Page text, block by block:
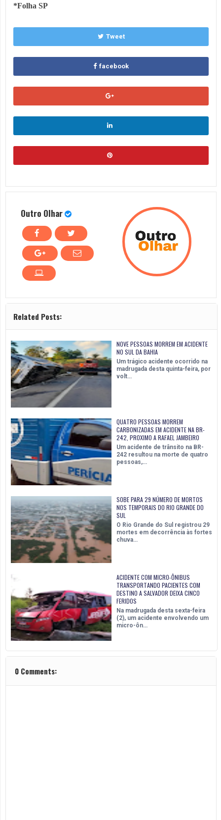
*Folha SP
Tweet
facebook
Outro Olhar
Related Posts:
NOVE PESSOAS MORREM EM ACIDENTE
NO SUL DA BAHIA
Um trágico acidente ocorrido na
madrugada desta quinta-feira, por
volt…
QUATRO PESSOAS MORREM
CARBONIZADAS EM ACIDENTE NA BR-
242, PROXIMO A RAFAEL JAMBEIRO
Um acidente de trânsito na BR-
242 resultou na morte de quatro
pessoas,…
SOBE PARA 29 NÚMERO DE MORTOS
NOS TEMPORAIS DO RIO GRANDE DO
SUL
O Rio Grande do Sul registrou 29
mortes em decorrência às fortes
chuva…
ACIDENTE COM MICRO-ÔNIBUS
TRANSPORTANDO PACIENTES COM
DESTINO A SALVADOR DEIXA CINCO
FERIDOS
Na madrugada desta sexta-feira
(2), um acidente envolvendo um
micro-ôn…
0 Comments: